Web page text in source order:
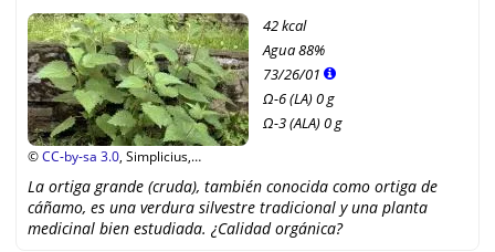
©CC-by-sa 3.0, Simplicius,
42 kcal
Agua88%
73/26/01
Ω-6 (LA) 0 g
Ω-3 (ALA) 0 g
La ortiga grande (cruda), también conocida como ortiga de
cáñamo, es una verdura silvestre tradicional y una planta
medicinal bien estudiada. ¿Calidad orgánica?